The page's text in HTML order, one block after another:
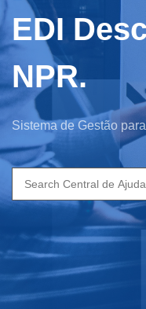
EDI
NPR.
Sistema de Gestão
Search
for: